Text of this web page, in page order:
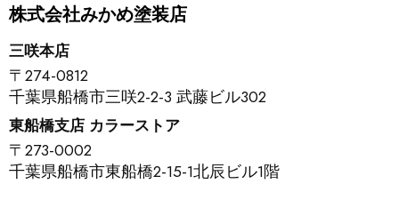
株式会社みかめ塗装店
三咲本店
〒274-0812
千葉県船橋市三咲2-2-3 武藤ビル302
東船橋支店 カラーストア
〒273-0002
千葉県船橋市東船橋2-15-1北辰ビル1階